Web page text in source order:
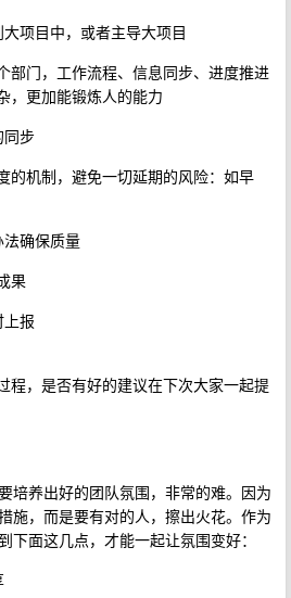
项目中，或者主导大项目
部门，工作流程、信息同步、进度推进
，更加能锻炼人的能力
同步
的机制，避免一切延期的风险：如早
确保质量
果
报
程，是否有好的建议在下次大家一起提
培养出好的团队氛围，非常的难。因为
施，而是要有对的人，擦出火花。作为
下面这几点，才能一起让氛围变好：